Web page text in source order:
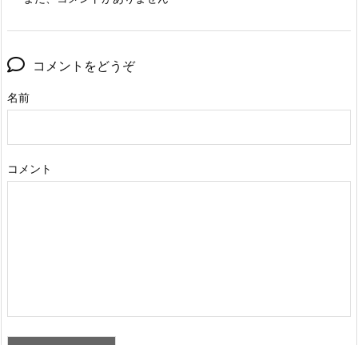
コメントをどうぞ
名前
コメント